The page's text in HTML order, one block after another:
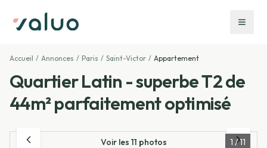
Accueil / Annonces / Paris / Saint-Victor / Appartement
Quartier Latin - superbe T2 de
44m² parfaitement optimisé
1 /11
Voir les 11 photos